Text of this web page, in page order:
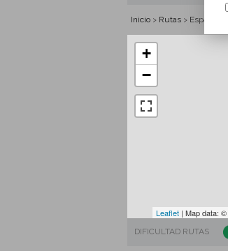
Inicio > Rutas > España
+
−
Leaflet | Map data: ©
DIFICULTAD RUTAS